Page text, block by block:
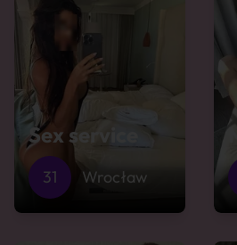
Sex service
31 Wrocław